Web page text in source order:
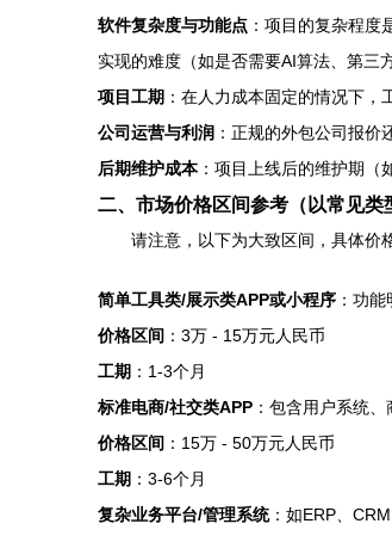
软件复杂度与功能点 ：项目的复杂程
实现的难度（如是否需要AI算法、第三
项目工期 ：在人力成本固定的情况下
公司运营与利润 ：正规的外包公司报
后期维护成本：项目上线后的维护期（
二、市场价格区间参考（以常见类
请注意，以下为大致区间，具体价
简单工具类/展示类APP或小程序 ：功
价格区间 ：3万 - 15万元人民币
工期 ：1-3个月
标准电商/社交类APP ：包含用户系统
价格区间 ：15万 - 50万元人民币
工期 ：3-6个月
复杂业务平台/管理系统：如ERP、